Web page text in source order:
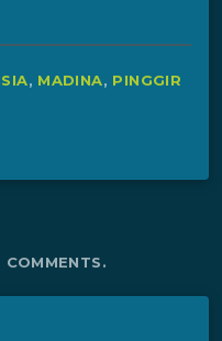
, MADINA, PINGGIR
COMMENTS.